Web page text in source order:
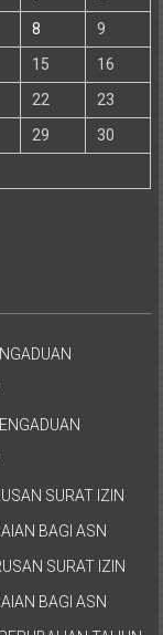
8
9
15
16
22
23
29
30
SURAT IZIN
BAGI ASN
SURAT IZIN
BAGI ASN